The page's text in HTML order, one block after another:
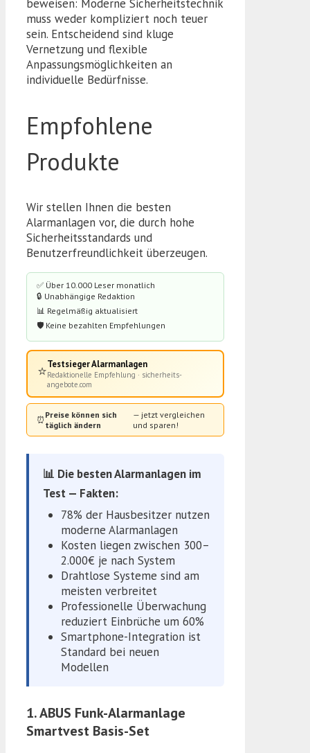
beweisen: Moderne Sicherheitstechnik
muss weder kompliziert noch teuer
sein. Entscheidend sind kluge
Vernetzung und flexible
Anpassungsmöglichkeiten an
individuelle Bedürfnisse.
Empfohlene
Produkte
Wir stellen Ihnen die besten
Alarmanlagen vor, die durch hohe
Sicherheitsstandards und
Benutzerfreundlichkeit überzeugen.
✅ Über 10.000 Leser monatlich
🔒 Unabhängige Redaktion
📊 Regelmäßig aktualisiert
🛡️ Keine bezahlten Empfehlungen
⭐Testsieger Alarmanlagen
Redaktionelle Empfehlung · sicherheits-
angebote.com
⏰ Preise können sich
täglich ändern
— jetzt vergleichen
und sparen!
📊 Die besten Alarmanlagen im
Test — Fakten:
78% der Hausbesitzer nutzen
moderne Alarmanlagen
Kosten liegen zwischen 300–
2.000€ je nach System
Drahtlose Systeme sind am
meisten verbreitet
Professionelle Überwachung
reduziert Einbrüche um 60%
Smartphone-Integration ist
Standard bei neuen
Modellen
1. ABUS Funk-Alarmanlage
Smartvest Basis-Set